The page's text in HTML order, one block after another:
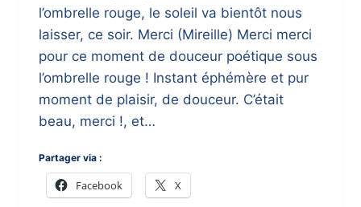
l’ombrelle rouge, le soleil va bientôt nous
laisser, ce soir. Merci (Mireille) Merci merci
pour ce moment de douceur poétique sous
l’ombrelle rouge ! Instant éphémère et pur
moment de plaisir, de douceur. C’était
beau, merci !, et…
Partager via :
Facebook X